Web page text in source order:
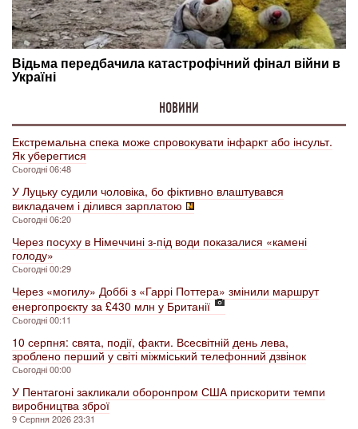
НОВИНИ
Екстремальна спека може спровокувати інфаркт або інсульт.
Як уберегтися
Сьогодні 06:48
У Луцьку судили чоловіка, бо фіктивно влаштувався
викладачем і ділився зарплатою
Сьогодні 06:20
Через посуху в Німеччині з-під води показалися «камені
голоду»
Сьогодні 00:29
Через «могилу» Доббі з «Гаррі Поттера» змінили маршрут
енергопроєкту за £430 млн у Британії
Сьогодні 00:11
10 серпня: свята, події, факти. Всесвітній день лева,
зроблено перший у світі міжміський телефонний дзвінок
Сьогодні 00:00
У Пентагоні закликали оборонпром США прискорити темпи
виробництва зброї
9 Серпня 2026 23:31